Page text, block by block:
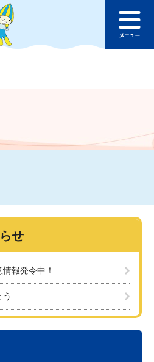
ージの本文へ
ュ
せ
報発令中！